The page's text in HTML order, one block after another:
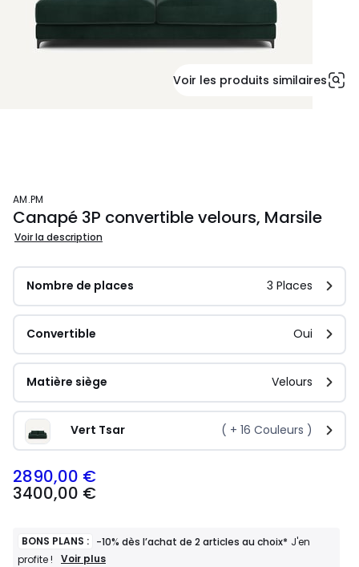
Voir les produits similaires
AM.PM
Canapé 3P convertible velours, Marsile
Voir la description
Nombre de places 3 Places
Convertible Oui
Matière siège Velours
Vert Tsar ( + 16 Couleurs )
2890,00 €
3400,00 €
BONS PLANS : -10% dès l’achat de 2 articles au choix* J'en
profite !
BONS
Voir plus